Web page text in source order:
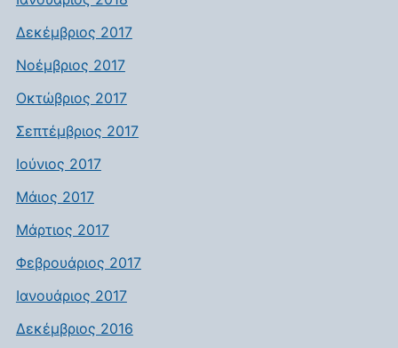
Δεκέμβριος 2017
Νοέμβριος 2017
Οκτώβριος 2017
Σεπτέμβριος 2017
Ιούνιος 2017
Μάιος 2017
Μάρτιος 2017
Φεβρουάριος 2017
Ιανουάριος 2017
Δεκέμβριος 2016